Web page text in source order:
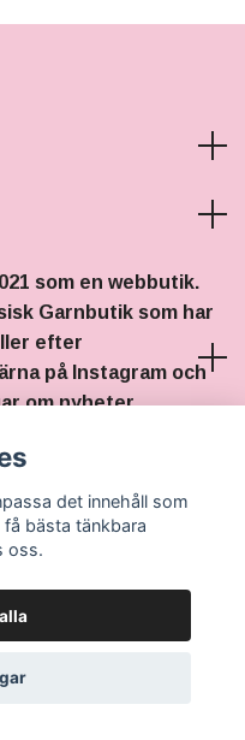
som en webbutik.
Garnbutik som har
efter
på Instagram och
om nyheter,
Hantverk
det innehåll som
bästa tänkbara
oss.